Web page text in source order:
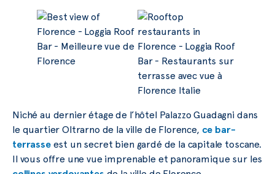
Niché au dernier étage de l’hôtel Palazzo Guadagni dans
le quartier Oltrarno de la ville de Florence, ce bar-
terrasseest un secret bien gardé de la capitale toscane.
Il vous offre une vue imprenable et panoramique sur les